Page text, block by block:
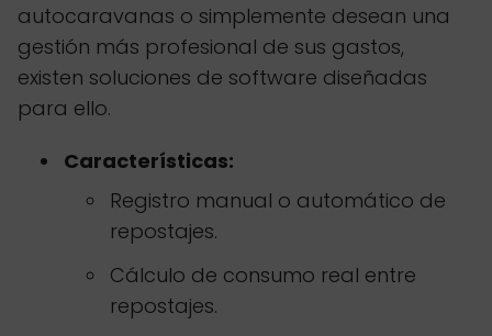
autocaravanas o simplemente desean una
gestión más profesional de sus gastos,
existen soluciones de software diseñadas
para ello.
Características:
Registro manual o automático de
repostajes.
Cálculo de consumo real entre
repostajes.